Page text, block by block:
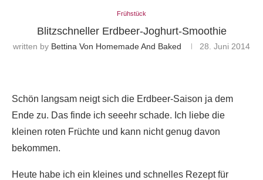
Frühstück
Blitzschneller Erdbeer-Joghurt-Smoothie
written by Bettina Von Homemade And Baked 28. Juni 2014
Schön langsam neigt sich die Erdbeer-Saison ja dem
Ende zu. Das finde ich seeehr schade. Ich liebe die
kleinen roten Früchte und kann nicht genug davon
bekommen.
Heute habe ich ein kleines und schnelles Rezept für